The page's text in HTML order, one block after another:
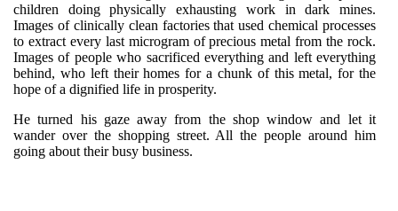
children doing physically exhausting work in dark mines.
Images of clinically clean factories that used chemical processes
to extract every last microgram of precious metal from the rock.
Images of people who sacrificed everything and left everything
behind, who left their homes for a chunk of this metal, for the
hope of a dignified life in prosperity.
He turned his gaze away from the shop window and let it
wander over the shopping street. All the people around him
going about their busy business.